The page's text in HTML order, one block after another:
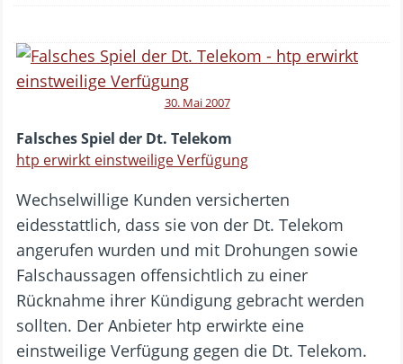
30. Mai 2007
Falsches Spiel der Dt. Telekom
htp erwirkt einstweilige Verfügung
Wechselwillige Kunden versicherten
eidesstattlich, dass sie von der Dt. Telekom
angerufen wurden und mit Drohungen sowie
Falschaussagen offensichtlich zu einer
Rücknahme ihrer Kündigung gebracht werden
sollten. Der Anbieter htp erwirkte eine
einstweilige Verfügung gegen die Dt. Telekom.